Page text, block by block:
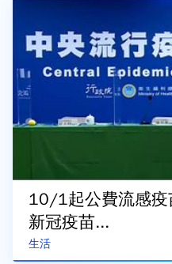
生活
10/1起公費流感疫
新冠疫苗...